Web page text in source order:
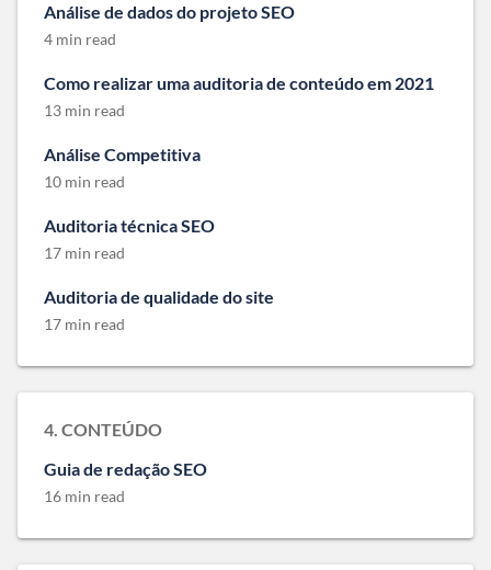
Análise de dados do projeto SEO
4 min read
Como realizar uma auditoria de conteúdo em 2021
13 min read
Análise Competitiva
10 min read
Auditoria técnica SEO
17 min read
Auditoria de qualidade do site
17 min read
4. CONTEÚDO
Guia de redação SEO
16 min read